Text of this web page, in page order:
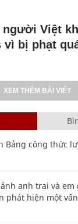
người Việt
vì bị phạt
XEM THÊM BÀI VIẾT
Bảng công thức
anh trai và
phát hiện một